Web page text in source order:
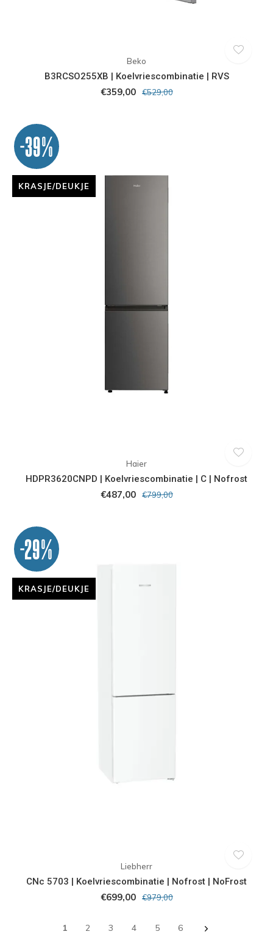
Beko
B3RCSO255XB | Koelvriescombinatie | RVS
€359,00 €529,00
-39%
KRASJE/DEUKJE
Haier
HDPR3620CNPD | Koelvriescombinatie | C | Nofrost
€487,00 €799,00
-29%
KRASJE/DEUKJE
Liebherr
CNc 5703 | Koelvriescombinatie | Nofrost | NoFrost
€699,00 €979,00
1 2 3 4 5 6